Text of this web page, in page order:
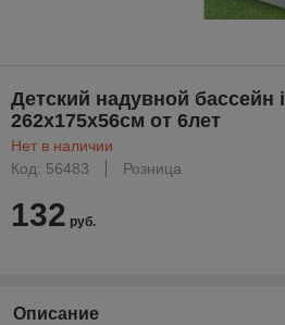
Детский надувной бассейн
262х175х56см от 6лет
Нет в наличии
Код: 56483
Розница
132 руб.
Описание